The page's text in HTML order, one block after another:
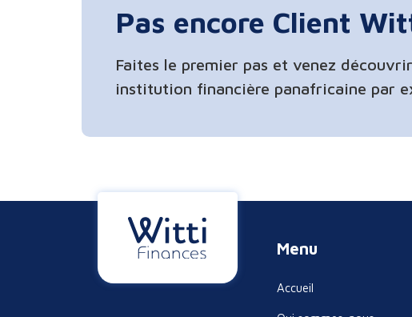
Pas encore Client
Faites le premier pas et venez
institution financière panafricaine par
Menu
Accueil